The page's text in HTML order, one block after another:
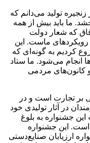
تولید می‌دانم که
ما باید بیش از همه
که شعار دولت
ماست. این
کردیم به گونه‌ای که
انجام می‌شود. ما ستاد
کانون‌های مردمی
بر تجارت است و در
در آثار تولیدی خود
این جشنواره به بلوغ
است. این جشنواره
ارزیابان صنایع‌دستی